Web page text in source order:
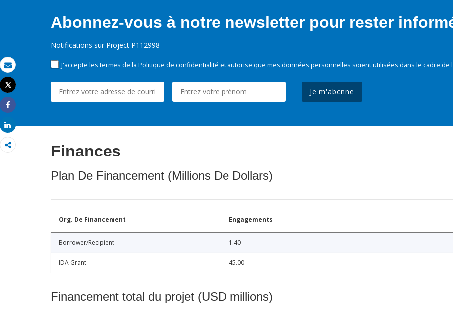
Email
Imprimer
Tweet
Share
Share
Abonnez-vous à notre newsletter pour rester
Notifications sur Project P112998
J'accepte les termes de la Politique de confidentialité et autorise que mes données personnelles soient utilisées dans le cadre
Je m'abonne
Finances
Plan De Financement (Millions De Dollars)
Org. De Financement Engagements
Borrower/Recipient 1.40
IDA Grant 45.00
Financement total du projet (USD millions)